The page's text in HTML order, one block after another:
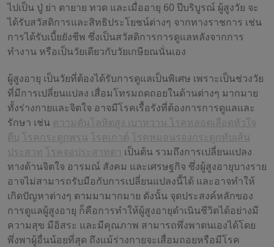
ไปเป็น ปู่ ย่า ตายาย ทวด และเมื่ออายุ 60 ปีบริบูรณ์ ผู้สูงวัย จะ
ได้รับสวัสดิการและสิทธิประโยชน์ต่างๆ จากทางราชการ เช่น
การได้รับเบี้ยยังชีพ ซึ่งเป็นสวัสดิการการดูแลหลังจากการ
ทำงาน หรือเป็นวัยเดียวกับวัยเกษียณนั่นเอง
ผู้สูงอายุ เป็นวัยที่ต้องได้รับการดูแลเป็นพิเศษ เพราะเป็นช่วงวัย
ที่มีการเปลี่ยนแปลง เสื่อมโทรมถดถอยในด้านต่างๆ มากมาย
ทั้งร่างกายและจิตใจ อาจมีโรคเรื้อรังที่ต้องการการดูแลและ
รักษา เช่น ความดันโลหิตสูง เบาหวาน โรคหลอดเลือดหัวใจ
ตีบ โรคกระดูกพรุน โรคเกาต์ โรคหมอนรองกระดูกทับเส้น
ประสาท โรคจอประสาทตา เป็นต้น รวมถึงการเปลี่ยนแปลง
ทางด้านจิตใจ อารมณ์ สังคม และเศรษฐกิจ ซึ่งผู้สูงอายุบางราย
อาจไม่สามารถรับมือกับการเปลี่ยนแปลงนี้ได้ และอาจทำให้
เกิดปัญหาต่างๆ ตามมามากมาย ดังนั้น จุดประสงค์หลักของ
การดูแลผู้สูงอายุ ก็คือการทำให้ผู้สูงอายุดำเนินชีวิตได้อย่างมี
ความสุข มีอิสระ และมีคุณภาพ สามารถพึ่งพาตนเองได้โดย
พึ่งพาผู้อื่นน้อยที่สุด ถึงแม้ร่างกายจะเสื่อมถอยหรือมีโรค